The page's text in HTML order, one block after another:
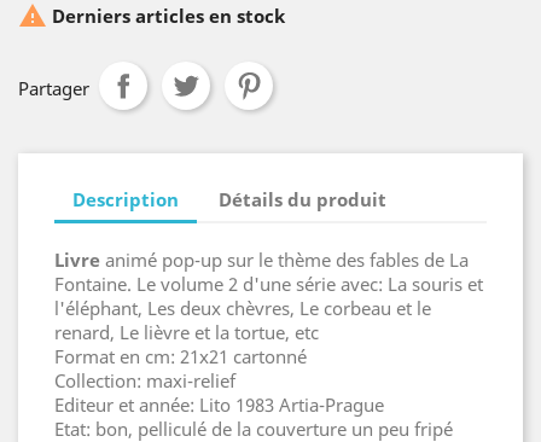
 Derniers articles en stock
Partager
Description Détails du produit
Livre animé pop-up sur le thème des fables de La
Fontaine. Le volume 2 d'une série avec: La souris et
l'éléphant, Les deux chèvres, Le corbeau et le
renard, Le lièvre et la tortue, etc
Format en cm: 21x21 cartonné
Collection: maxi-relief
Editeur et année: Lito 1983 Artia-Prague
Etat: bon, pelliculé de la couverture un peu fripé